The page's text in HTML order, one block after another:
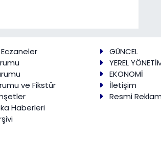
ve Fikstür
Haberleri
GÜNCEL
YEREL
EKONOMİ
İletişim
Resmi Reklam